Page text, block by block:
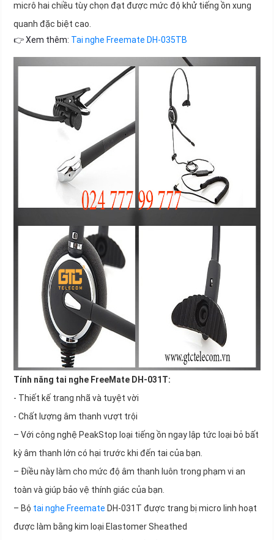
micrô hai chiều tùy chọn đạt được mức độ khử tiếng ồn xung
quanh đặc biệt cao.
👉 Xem thêm: Tai nghe Freemate DH-035TB
Tính năng tai nghe FreeMate DH-031T:
- Thiết kế trang nhã và tuyệt vời
- Chất lượng âm thanh vượt trội
– Với công nghệ PeakStop loại tiếng ồn ngay lập tức loại bỏ bất
kỳ âm thanh lớn có hại trước khi đến tai của bạn.
– Điều này làm cho mức độ âm thanh luôn trong phạm vi an
toàn và giúp bảo vệ thính giác của bạn.
– Bộ tai nghe Freemate DH-031T được trang bị micro linh hoạt
được làm bằng kim loại Elastomer Sheathed